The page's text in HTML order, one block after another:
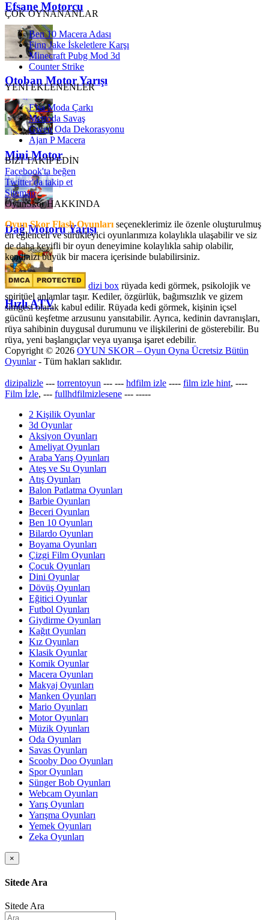
Efsane Motorcu
Otoban Motor Yarışı
Mini Motor
Dağ Motoru Yarışı
Hızlı ATV
ÇOK OYNANANLAR
Ben 10 Macera Adası
Finn Jake İskeletlere Karşı
Minecraft Pubg Mod 3d
Counter Strike
YENİ EKLENENLER
Elsa Moda Çarkı
Metroda Savaş
Gwen Oda Dekorasyonu
Ajan P Macera
BİZİ TAKİP EDİN
Facebook'ta beğen
Twitter'da takip et
Sitemap
OyunSkor HAKKINDA
Oyun Skor Flash Oyunları seçeneklerimiz ile özenle oluşturulmuş
en eğlenceli ve sürükleyici oyunlarımıza kolaylıkla ulaşabilir ve siz
de daha keyifli bir oyun deneyimine kolaylıkla sahip olabilir,
kendinizi büyük bir macera içerisinde bulabilirsiniz.
dizi box rüyada kedi görmek​, psikolojik ve
spiritüel anlamlar taşır. Kediler, özgürlük, bağımsızlık ve gizem
simgesi olarak kabul edilir. Rüyada kedi görmek, kişinin içsel
gücünü keşfetme arzusunu yansıtabilir. Ayrıca, kedinin davranışları,
rüya sahibinin duygusal durumunu ve ilişkilerini de gösterebilir. Bu
rüya, yeni başlangıçlar veya uyanışa işaret edebilir.
Copyright © 2026 OYUN SKOR – Oyun Oyna Ücretsiz Bütün
Oyunlar- Tüm hakları saklıdır.
dizipalizle --- torrentoyun --- --- hdfilm izle ---- film izle hint, ----
Film İzle, --- fullhdfilmizlesene --- -----
2 Kişilik Oyunlar
3d Oyunlar
Aksiyon Oyunları
Ameliyat Oyunları
Araba Yarış Oyunları
Ateş ve Su Oyunları
Atış Oyunları
Balon Patlatma Oyunları
Barbie Oyunları
Beceri Oyunları
Ben 10 Oyunları
Bilardo Oyunları
Boyama Oyunları
Çizgi Film Oyunları
Çocuk Oyunları
Dini Oyunlar
Dövüş Oyunları
Eğitici Oyunlar
Futbol Oyunları
Giydirme Oyunları
Kağıt Oyunları
Kız Oyunları
Klasik Oyunlar
Komik Oyunlar
Macera Oyunları
Makyaj Oyunları
Manken Oyunları
Mario Oyunları
Motor Oyunları
Müzik Oyunları
Oda Oyunları
Savas Oyunları
Scooby Doo Oyunları
Spor Oyunları
Sünger Bob Oyunları
Webcam Oyunları
Yarış Oyunları
Yarışma Oyunları
Yemek Oyunları
Zeka Oyunları
×
Sitede Ara
Sitede Ara